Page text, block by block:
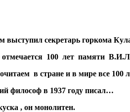
выступил секретарь горкома
отмечается 100 лет памяти
в стране и в мире все 100
философ в 1937 году писал…
, он монолитен.